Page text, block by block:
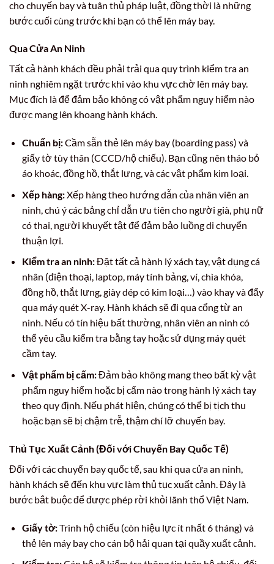
cho chuyến bay và tuân thủ pháp luật, đồng thời là những
bước cuối cùng trước khi bạn có thể lên máy bay.
Qua Cửa An Ninh
Tất cả hành khách đều phải trải qua quy trình kiểm tra an
ninh nghiêm ngặt trước khi vào khu vực chờ lên máy bay.
Mục đích là để đảm bảo không có vật phẩm nguy hiểm nào
được mang lên khoang hành khách.
Chuẩn bị:Cầm sẵn thẻ lên máy bay (boarding pass) và
giấy tờ tùy thân (CCCD/hộ chiếu). Bạn cũng nên tháo bỏ
áo khoác, đồng hồ, thắt lưng, và các vật phẩm kim loại.
Xếp hàng:Xếp hàng theo hướng dẫn của nhân viên an
ninh, chú ý các bảng chỉ dẫn ưu tiên cho người già, phụ nữ
có thai, người khuyết tật để đảm bảo luồng di chuyển
thuận lợi.
Kiểm tra an ninh:Đặt tất cả hành lý xách tay, vật dụng cá
nhân (điện thoại, laptop, máy tính bảng, ví, chìa khóa,
đồng hồ, thắt lưng, giày dép có kim loại…) vào khay và đẩy
qua máy quét X-ray. Hành khách sẽ đi qua cổng từ an
ninh. Nếu có tín hiệu bất thường, nhân viên an ninh có
thể yêu cầu kiểm tra bằng tay hoặc sử dụng máy quét
cầm tay.
Vật phẩm bị cấm:Đảm bảo không mang theo bất kỳ vật
phẩm nguy hiểm hoặc bị cấm nào trong hành lý xách tay
theo quy định. Nếu phát hiện, chúng có thể bị tịch thu
hoặc bạn sẽ bị chậm trễ, thậm chí lỡ chuyến bay.
Thủ Tục Xuất Cảnh (Đối với Chuyến Bay Quốc Tế)
Đối với các chuyến bay quốc tế, sau khi qua cửa an ninh,
hành khách sẽ đến khu vực làm thủ tục xuất cảnh. Đây là
bước bắt buộc để được phép rời khỏi lãnh thổ Việt Nam.
Giấy tờ:Trình hộ chiếu (còn hiệu lực ít nhất 6 tháng) và
thẻ lên máy bay cho cán bộ hải quan tại quầy xuất cảnh.